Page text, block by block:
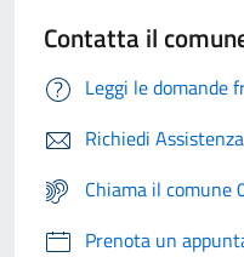
Contatta il
Leggi le domande
Richiedi Assistenza
Chiama il comune
Prenota un